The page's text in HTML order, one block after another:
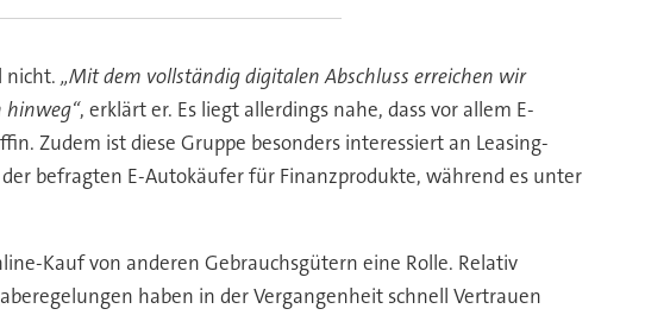
nicht. „Mit dem vollständig digitalen Abschluss erreichen wir
hinweg“, erklärt er. Es liegt allerdings nahe, dass vor allem E-
Zudem ist diese Gruppe besonders interessiert an Leasing-
befragten E-Autokäufer für Finanzprodukte, während es unter
Kauf von anderen Gebrauchsgütern eine Rolle. Relativ
haben in der Vergangenheit schnell Vertrauen